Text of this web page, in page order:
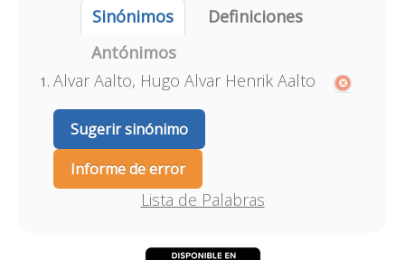
Sinónimos
Definiciones
Antónimos
Alvar Aalto, Hugo Alvar Henrik Aalto
Sugerir sinónimo
Informe de error
Lista de Palabras